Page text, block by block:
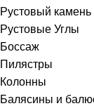
Рустовый
Рустовые Углы
Боссаж
Пилястры
Колонны
Балясины и